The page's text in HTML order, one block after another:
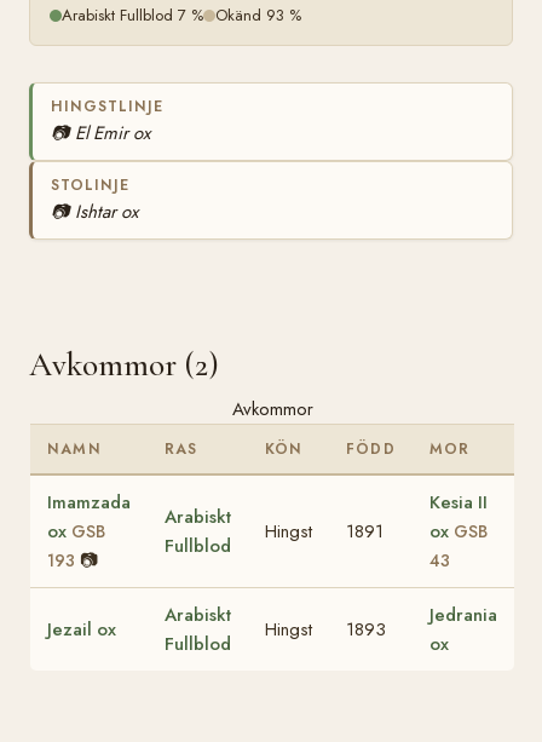
Arabiskt Fullblod 7 % Okänd 93 %
HINGSTLINJE
📷 El Emir ox
STOLINJE
📷 Ishtar ox
Avkommor (2)
Avkommor
NAMN RAS KÖN FÖDD MOR
Imamzada
ox GSB
193 📷
Arabiskt
Fullblod
Hingst 1891
Kesia II
ox GSB
43
Jezail ox
Arabiskt
Fullblod
Hingst 1893
Jedrania
ox